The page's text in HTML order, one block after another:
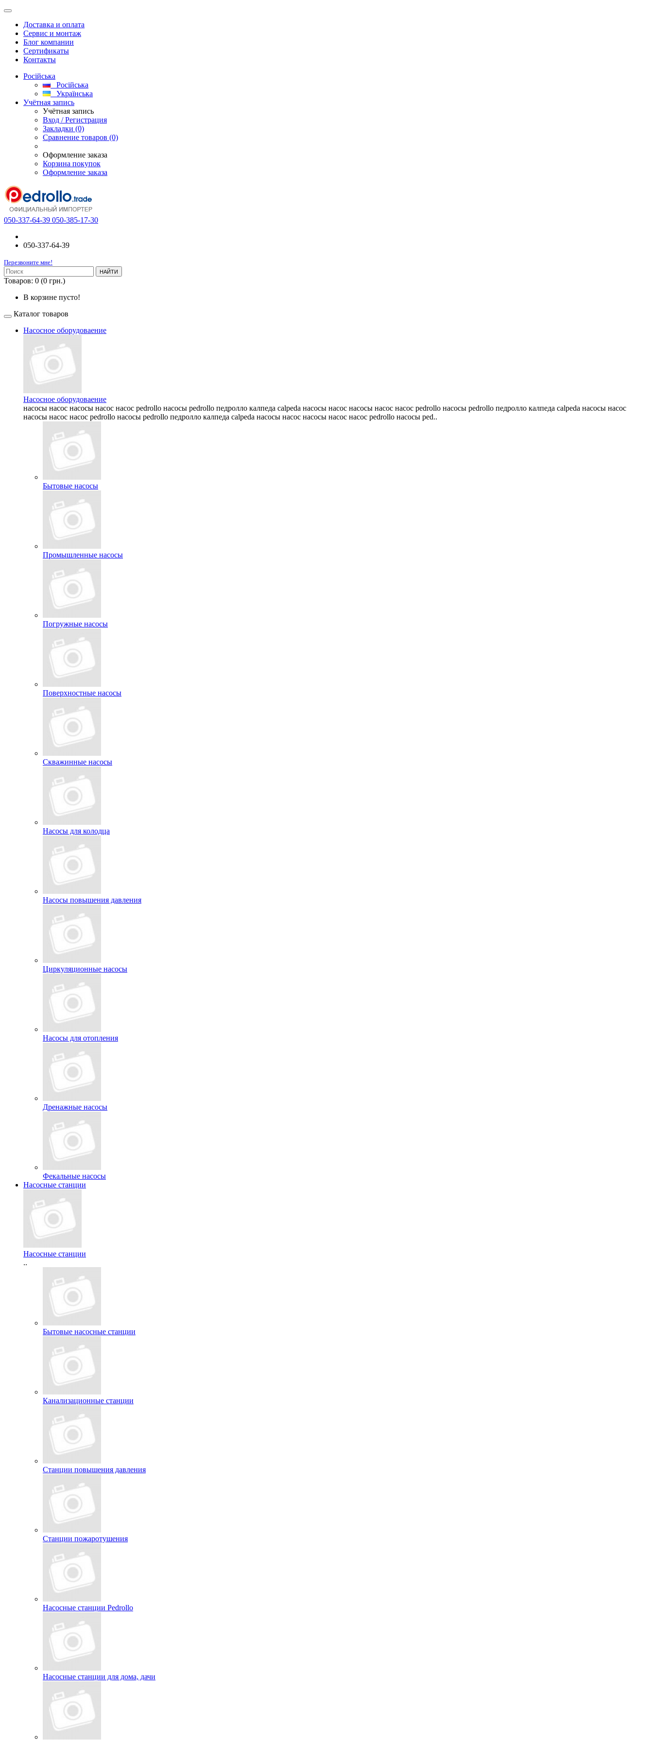
Доставка и оплата
Сервис и монтаж
Блог компании
Сертификаты
Контакты
Російська
Російська
Українська
Учётная запись
Учётная запись
Вход / Регистрация
Закладки (0)
Сравнение товаров (0)
Оформление заказа
Корзина покупок
Оформление заказа
050-337-64-39 050-385-17-30
050-337-64-39
Перезвоните мне!
НАЙТИ
Товаров: 0 (0 грн.)
В корзине пусто!
Каталог товаров
Насосное оборудоваение
Насосное оборудоваение
насосы насос насосы насос насос pedrollo насосы pedrollo педролло калпеда calpeda насосы насос насосы насос насос pedrollo насосы pedrollo педролло калпеда calpeda насосы насос
насосы насос насос pedrollo насосы pedrollo педролло калпеда calpeda насосы насос насосы насос насос pedrollo насосы ped..
Бытовые насосы
Промышленные насосы
Погружные насосы
Поверхностные насосы
Скважинные насосы
Насосы для колодца
Насосы повышения давления
Циркуляционные насосы
Насосы для отопления
Дренажные насосы
Фекальные насосы
Насосные станции
Насосные станции
..
Бытовые насосные станции
Канализационные станции
Станции повышения давления
Станции пожаротушения
Насосные станции Pedrollo
Насосные станции для дома, дачи